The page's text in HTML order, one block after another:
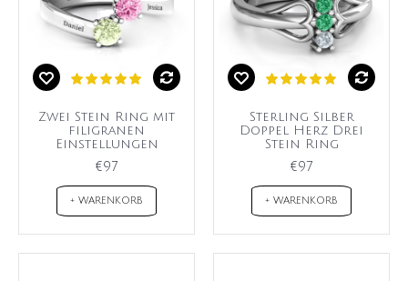
Zwei Stein Ring mit
filigranen
Einstellungen
€97
+ WARENKORB
Sterling Silber
Doppel Herz Drei
Stein Ring
€97
+ WARENKORB